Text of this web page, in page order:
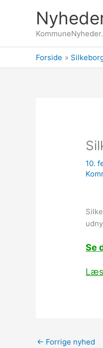
Forside
10.
Se
← Forrige nyhed